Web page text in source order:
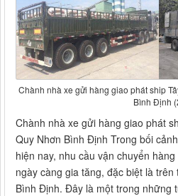
Chành nhà xe gửi hàng giao phát ship
Bình Định
Chành nhà xe gửi hàng giao phát
Quy Nhơn Bình Định Trong bối
hiện nay, nhu cầu vận chuyển
ngày càng gia tăng, đặc biệt là
Bình Định. Đây là một trong những